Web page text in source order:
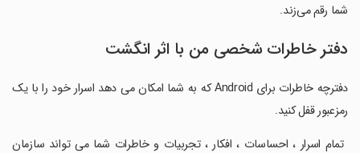
شما رقم می‌زند.
دفتر خاطرات شخصی من با اثر انگشت
دفترچه خاطرات برای Android که به شما امکان می دهد اسرار خود را با یک
رمزعبور قفل کنید.
‏ تمام اسرار ، احساسات ، افکار ، تجربیات و خاطرات شما می تواند سازمان